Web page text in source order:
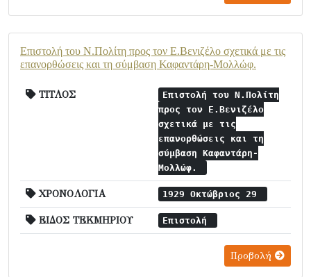
Επιστολή του Ν.Πολίτη προς τον Ε.Βενιζέλο σχετικά με τις
επανορθώσεις και τη σύμβαση Καφαντάρη-Μολλώφ.
ΤΙΤΛΟΣ
Επιστολή του Ν.Πολίτη
προς τον Ε.Βενιζέλο
σχετικά με τις
επανορθώσεις και τη
σύμβαση Καφαντάρη-
Μολλώφ.
ΧΡΟΝΟΛΟΓΙΑ 1929 Οκτώβριος 29
ΕΙΔΟΣ ΤΕΚΜΗΡΙΟΥ Επιστολή
Προβολή